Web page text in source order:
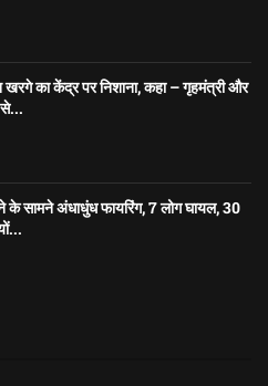
खरगे का केंद्र पर निशाना, कहा – गृहमंत्री और
के सामने अंधाधुंध फायरिंग, 7 लोग घायल, 30